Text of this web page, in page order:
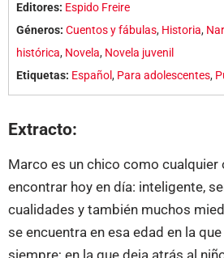
Editores: Espido Freire
Géneros: Cuentos y fábulas, Historia,
histórica, Novela, Novela juvenil
Etiquetas: Español, Para adolescentes,
Extracto:
Marco es un chico como
encontrar hoy en día: inteligente,
cualidades y también muchos
se encuentra en esa edad en la
siempre; en la que deja atrás al